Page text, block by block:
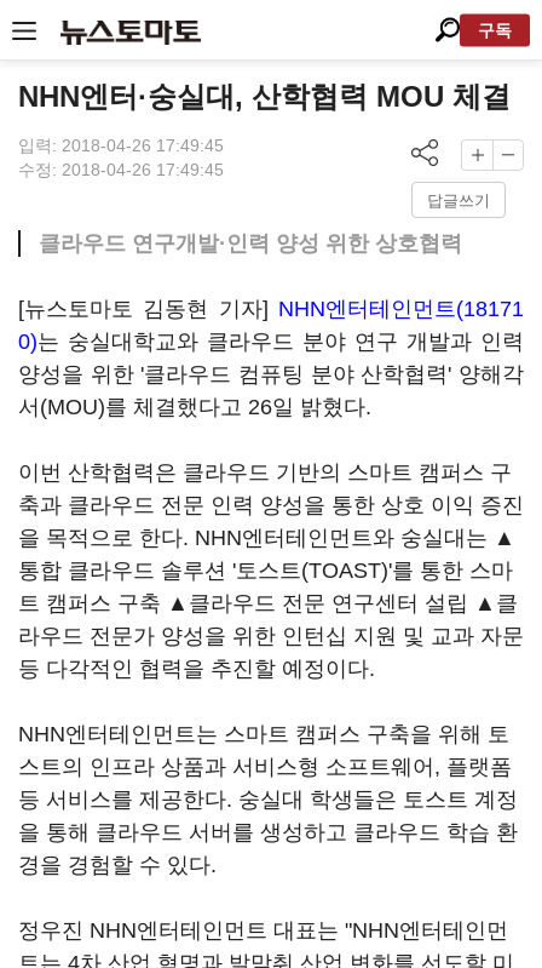
구독
NHN엔터·숭실대, 산학협력 MOU 체결
입력: 2018-04-26 17:49:45
수정: 2018-04-26 17:49:45
답글쓰기
클라우드 연구개발·인력 양성 위한 상호협력
[뉴스토마토 김동현 기자] NHN엔터테인먼트(18171
0)는 숭실대학교와 클라우드 분야 연구 개발과 인력
양성을 위한 '클라우드 컴퓨팅 분야 산학협력' 양해각
서(MOU)를 체결했다고 26일 밝혔다.
이번 산학협력은 클라우드 기반의 스마트 캠퍼스 구
축과 클라우드 전문 인력 양성을 통한 상호 이익 증진
을 목적으로 한다. NHN엔터테인먼트와 숭실대는 ▲
통합 클라우드 솔루션 '토스트(TOAST)'를 통한 스마
트 캠퍼스 구축 ▲클라우드 전문 연구센터 설립 ▲클
라우드 전문가 양성을 위한 인턴십 지원 및 교과 자문
등 다각적인 협력을 추진할 예정이다.
NHN엔터테인먼트는 스마트 캠퍼스 구축을 위해 토
스트의 인프라 상품과 서비스형 소프트웨어, 플랫폼
등 서비스를 제공한다. 숭실대 학생들은 토스트 계정
을 통해 클라우드 서버를 생성하고 클라우드 학습 환
경을 경험할 수 있다.
정우진 NHN엔터테인먼트 대표는 "NHN엔터테인먼
트는 4차 산업 혁명과 발맞춰 산업 변화를 선도할 미